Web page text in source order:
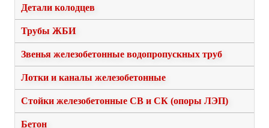
Детали колодцев
Трубы ЖБИ
Звенья железобетонные водопропускных труб
Лотки и каналы железобетонные
Стойки железобетонные СВ и СК (опоры ЛЭП)
Бетон